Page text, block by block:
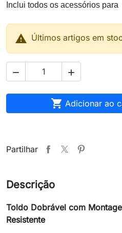
Inclui todos os acessórios para
 Últimos artigos em
 
 Adicionar ao
Partilhar
Descrição
Toldo Dobrável com
Resistente